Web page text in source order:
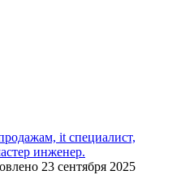
it специалист,
инженер.
23 сентября 2025